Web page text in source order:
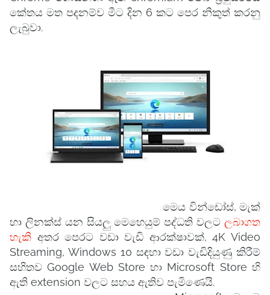
කේතය මත පදනම්ව මීට දින 6 කට පෙර නිකුත් කරනු
ලැබුවා.
මෙය වින්ඩෝස්, මැක්
හා ලිනක්ස් යන සියලු මෙහෙයුම් පද්ධති වලට ලබාගත
හැකි අතර පෙරට වඩා වැඩි ආරක්ෂාවක්, 4K Video
Streaming, Windows 10 සඳහා වඩා වැඩිදියුණු කිරීම්
සහිතව Google Web Store හා Microsoft Store හි
ඇති extension වලට සහය ඇතිව පැමිණෙයි.